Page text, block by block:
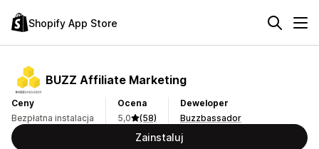
Shopify App Store
BUZZ Affiliate Marketing
Ceny
Bezpłatna instalacja
Ocena
5,0
(58)
Deweloper
Buzzbassador
Zainstaluj